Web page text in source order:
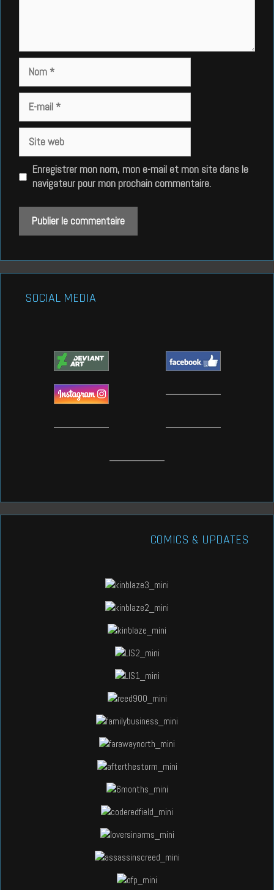
mail
web
Enregistrer mon nom, mon e-mail et mon site dans le
navigateur pour mon prochain commentaire.
SOCIAL MEDIA
COMICS & UPDATES